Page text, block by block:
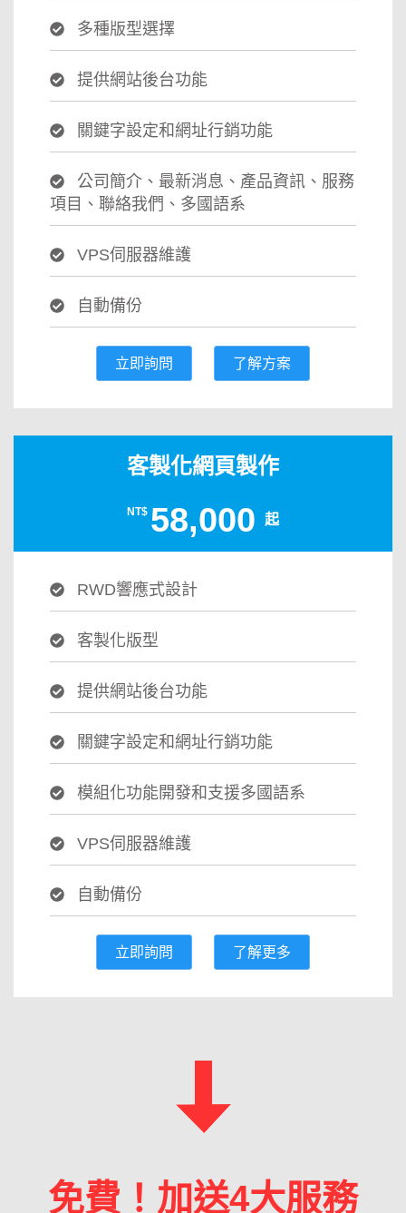
多種版型選擇
提供網站後台功能
關鍵字設定和網址行銷功能
公司簡介、最新消息、產品資訊、服務
項目、聯絡我們、多國語系
VPS伺服器維護
自動備份
立即詢問 了解方案
客製化網頁製作
NT$ 58,000 起
RWD響應式設計
客製化版型
提供網站後台功能
關鍵字設定和網址行銷功能
模組化功能開發和支援多國語系
VPS伺服器維護
自動備份
立即詢問 了解更多
免費！加送4大服務